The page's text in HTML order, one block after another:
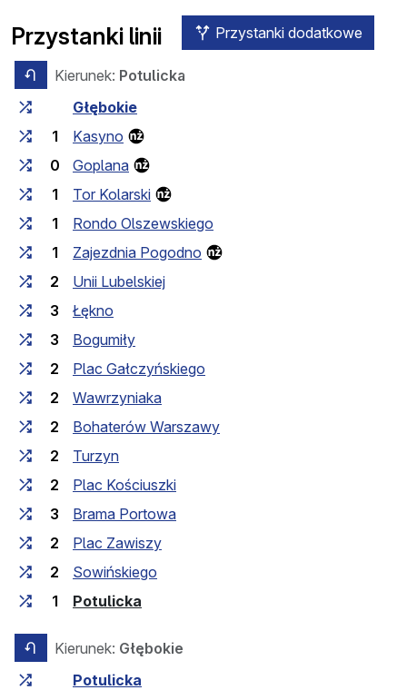
Przystanki linii Przystanki dodatkowe
przeciwny kierunek
Kierunek: Potulicka
Czas przejazdu między przystankami
Głębokie
1
Kasyno
0
Goplana
1
Tor Kolarski
1
Rondo Olszewskiego
1
Zajezdnia Pogodno
2
Unii Lubelskiej
3
Łękno
3
Bogumiły
2
Plac Gałczyńskiego
2
Wawrzyniaka
2
Bohaterów Warszawy
2
Turzyn
2
Plac Kościuszki
3
Brama Portowa
2
Plac Zawiszy
2
Sowińskiego
1
Potulicka
przeciwny kierunek
Kierunek: Głębokie
Czas przejazdu między przystankami
Potulicka